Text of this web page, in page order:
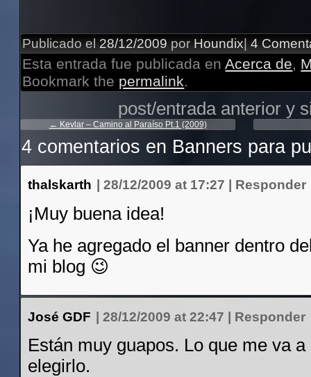
Publicado el 28/12/2009 por Houndix 4
Esta entrada fue publicada enAcerca de,
Bookmark the permalink.
post/entrada anterior y
← Kevlar – Camino al Paraíso Pt.1 (2009)
4 comentarios en Banners para
thalskarth |28/12/2009 at 17:27 Responder
¡Muy buena idea!
Ya he agregado el banner dentro
mi blog 😉
José GDF |28/12/2009 at 22:47 | Responder
Están muy guapos. Lo que me va
elegirlo.